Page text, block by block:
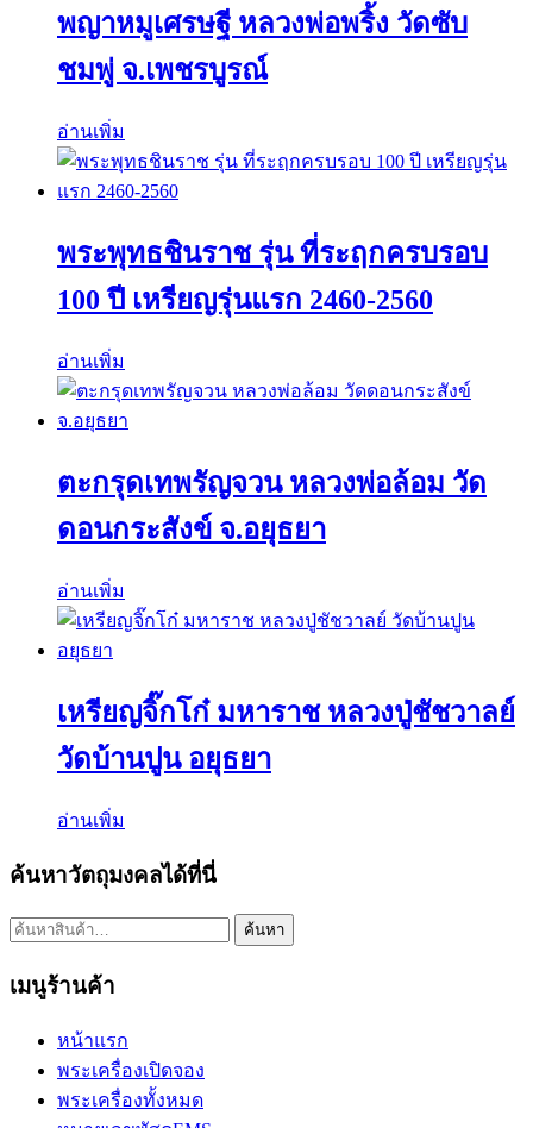
พญาหมูเศรษฐี หลวงพ่อพริ้ง วัดซับ
ชมพู่ จ.เพชรบูรณ์
อ่านเพิ่ม
พระพุทธชินราช รุ่น ที่ระฤกครบรอบ
100 ปี เหรียญรุ่นแรก 2460-2560
อ่านเพิ่ม
ตะกรุดเทพรัญจวน หลวงพ่อล้อม วัด
ดอนกระสังข์ จ.อยุธยา
อ่านเพิ่ม
เหรียญจิ๊กโก๋ มหาราช หลวงปู่ชัชวาลย์
วัดบ้านปูน อยุธยา
อ่านเพิ่ม
ค้นหาวัตถุมงคลได้ที่นี่
ค้นหา: ค้นหา
เมนูร้านค้า
หน้าแรก
พระเครื่องเปิดจอง
พระเครื่องทั้งหมด